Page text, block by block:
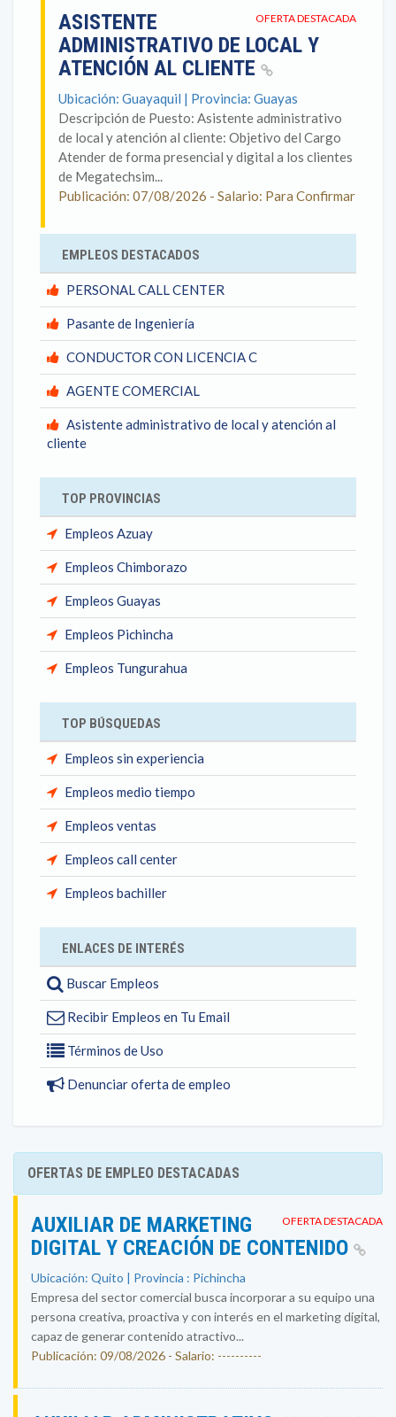
OFERTA DESTACADA
ASISTENTE
ADMINISTRATIVO DE LOCAL Y
ATENCIÓN AL CLIENTE
Ubicación: Guayaquil | Provincia: Guayas
Descripción de Puesto: Asistente administrativo
de local y atención al cliente: Objetivo del Cargo
Atender de forma presencial y digital a los clientes
de Megatechsim...
Publicación: 07/08/2026 - Salario: Para Confirmar
EMPLEOS DESTACADOS
PERSONAL CALL CENTER
Pasante de Ingeniería
CONDUCTOR CON LICENCIA C
AGENTE COMERCIAL
Asistente administrativo de local y atención al
cliente
TOP PROVINCIAS
Empleos Azuay
Empleos Chimborazo
Empleos Guayas
Empleos Pichincha
Empleos Tungurahua
TOP BÚSQUEDAS
Empleos sin experiencia
Empleos medio tiempo
Empleos ventas
Empleos call center
Empleos bachiller
ENLACES DE INTERÉS
Buscar Empleos
Recibir Empleos en Tu Email
Términos de Uso
Denunciar oferta de empleo
OFERTAS DE EMPLEO DESTACADAS
OFERTA DESTACADA
AUXILIAR DE MARKETING
DIGITAL Y CREACIÓN DE CONTENIDO
Ubicación: Quito | Provincia : Pichincha
Empresa del sector comercial busca incorporar a su equipo una
persona creativa, proactiva y con interés en el marketing digital,
capaz de generar contenido atractivo...
Publicación: 09/08/2026 - Salario: ----------